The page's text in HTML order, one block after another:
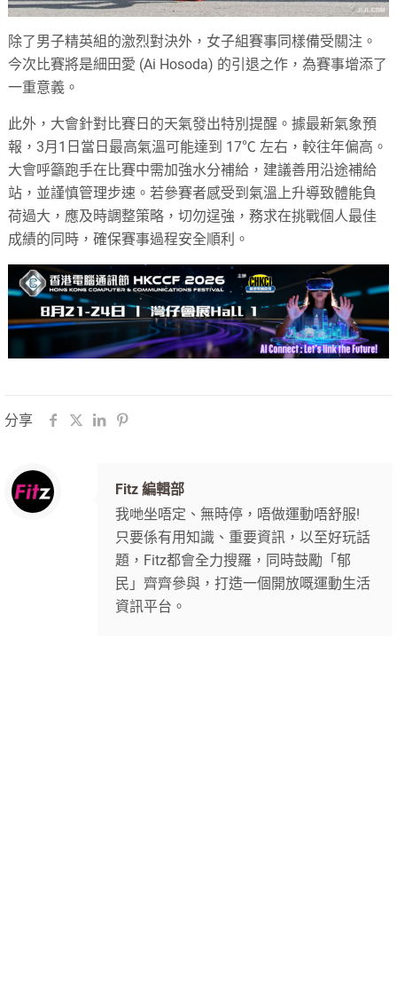
除了男子精英組的激烈對決外，女子組賽事同樣備受關注。
今次比賽將是細田愛 (Ai Hosoda) 的引退之作，為賽事增添了
一重意義。
此外，大會針對比賽日的天氣發出特別提醒。據最新氣象預
報，3月1日當日最高氣溫可能達到 17℃ 左右，較往年偏高。
大會呼籲跑手在比賽中需加強水分補給，建議善用沿途補給
站，並謹慎管理步速。若參賽者感受到氣溫上升導致體能負
荷過大，應及時調整策略，切勿逞強，務求在挑戰個人最佳
成績的同時，確保賽事過程安全順利。
分享
Fitz 編輯部
我哋坐唔定、無時停，唔做運動唔舒服!
只要係有用知識、重要資訊，以至好玩話
題，Fitz都會全力搜羅，同時鼓勵「郁
民」齊齊參與，打造一個開放嘅運動生活
資訊平台。